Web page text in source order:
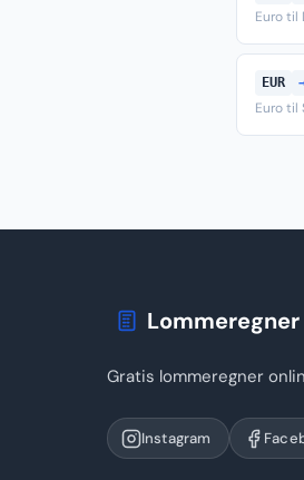
Euro til
EUR
Euro til
Lommeregner
Gratis lommeregner
Instagram